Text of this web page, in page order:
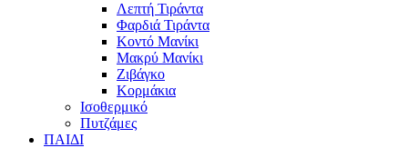
Λεπτή Τιράντα
Φαρδιά Τιράντα
Κοντό Μανίκι
Μακρύ Μανίκι
Ζιβάγκο
Κορμάκια
Ισοθερμικό
Πυτζάμες
ΠΑΙΔΙ